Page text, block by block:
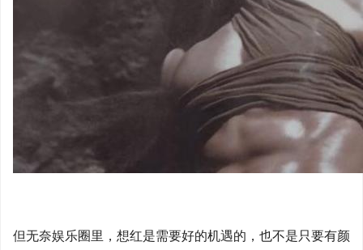
但无奈娱乐圈里，想红是需要好的机遇的，也不是只要有颜